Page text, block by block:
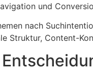
und
nach
Struktur, Content-